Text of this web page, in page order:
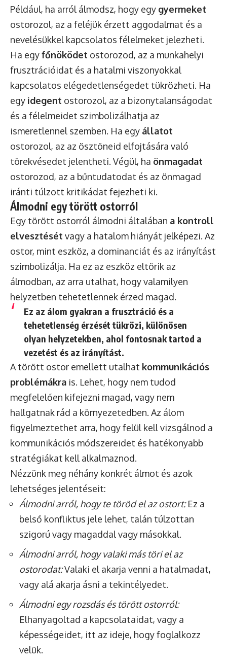
Például, ha arról álmodsz, hogy egy gyermeket
ostorozol, az a feléjük érzett aggodalmat és a
nevelésükkel kapcsolatos félelmeket jelezheti.
Ha egyfőnöködet ostorozod, az a munkahelyi
frusztrációidat és a hatalmi viszonyokkal
kapcsolatos elégedetlenségedet tükrözheti. Ha
egy idegent ostorozol, az a bizonytalanságodat
és a félelmeidet szimbolizálhatja az
ismeretlennel szemben. Ha egy állatot
ostorozol, az az ösztöneid elfojtására való
törekvésedet jelentheti. Végül, ha önmagadat
ostorozod, az a bűntudatodat és az önmagad
iránti túlzott kritikádat fejezheti ki.
Álmodni egy törött ostorról
Egy törött ostorról álmodni általában a kontroll
elvesztését vagy a hatalom hiányát jelképezi. Az
ostor, mint eszköz, a dominanciát és az irányítást
szimbolizálja. Ha ez az eszköz eltörik az
álmodban, az arra utalhat, hogy valamilyen
helyzetben tehetetlennek érzed magad.
Ez az álom gyakran a frusztráció és a
tehetetlenség érzését tükrözi, különösen
olyan helyzetekben, ahol fontosnak tartod a
vezetést és az irányítást.
A törött ostor emellett utalhat kommunikációs
problémákra is. Lehet, hogy nem tudod
megfelelően kifejezni magad, vagy nem
hallgatnak rád a környezetedben. Az álom
figyelmeztethet arra, hogy felül kell vizsgálnod a
kommunikációs módszereidet és hatékonyabb
stratégiákat kell alkalmaznod.
Nézzünk meg néhány konkrét álmot és azok
lehetséges jelentéseit:
Álmodni arról, hogy te töröd el az ostort:Ez a
belső konfliktus jele lehet, talán túlzottan
szigorú vagy magaddal vagy másokkal.
Álmodni arról, hogy valaki más töri el az
ostorodat:Valaki el akarja venni a hatalmadat,
vagy alá akarja ásni a tekintélyedet.
Álmodni egy rozsdás és törött ostorról:
Elhanyagoltad a kapcsolataidat, vagy a
képességeidet, itt az ideje, hogy foglalkozz
velük.